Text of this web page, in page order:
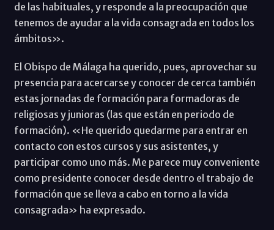
de las habituales, y responde a la preocupación que
tenemos de ayudar a la vida consagrada en todos los
ámbitos».
El Obispo de Málaga ha querido, pues, aprovechar su
presencia para acercarse y conocer de cerca también
estas jornadas de formación para formadoras de
religiosas y junioras (las que están en periodo de
formación). «He querido quedarme para entrar en
contacto con estos cursos y sus asistentes, y
participar como uno más. Me parece muy conveniente
como presidente conocer desde dentro el trabajo de
formación que se lleva a cabo en torno a la vida
consagrada» ha expresado.